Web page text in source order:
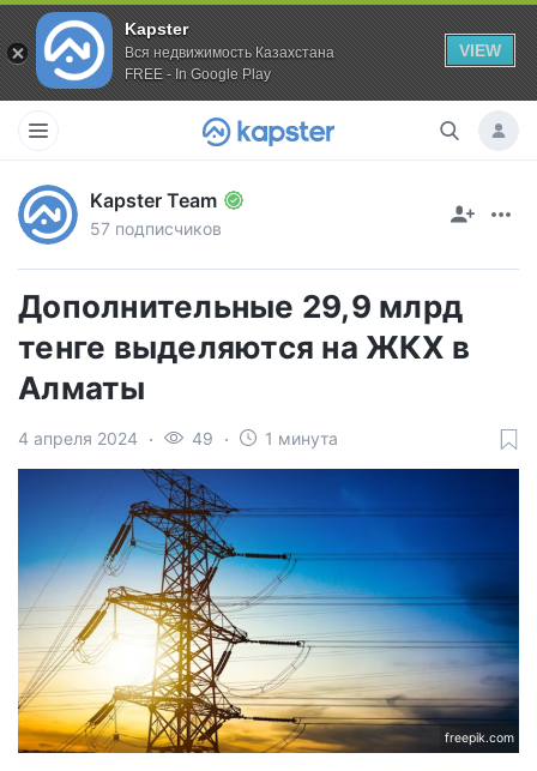
Kapster
Вся недвижимость Казахстана
FREE - In Google Play
VIEW
Kapster Team
57 подписчиков
Дополнительные 29,9 млрд
тенге выделяются на ЖКХ в
Алматы
4 апреля 2024 49 1 минута
freepik.com